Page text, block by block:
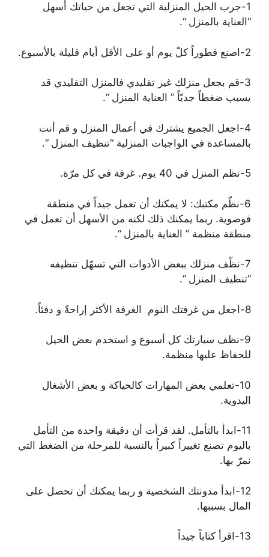
1-جرب الحيل المنزلية التي تجعل من حياتك أسهل
“العناية بالمنزل “.
2-اصنع فطوراً كلّ يوم أو على الأقل أيام قليلة بالأسبوع.
3-قم بجعل منزلك غير تقليدي فالمنزل التقليدي قد
يسبب ضغطاً جديّاً ” العناية المنزل “.
4-اجعل الجميع يشترك في أعمال المنزل و قم أنت
بالمساعدة في الواجبات المنزلية “تنظيف المنزل “.
5-نظم المنزل في 40 يوم. غرفة في كل مرّة.
6-نظّم مكتبك: لا يمكنك أن تعمل جيداً في منطقة
فوضوية. ربما يمكنك ذلك لكنه من الأسهل أن تعمل في
منطقة منظمة ” العناية بالمنزل “.
7-نظّف منزلك ببعض الأدوات التي تسهّل تنظيفه
“تنظيف المنزل “.
8-اجعل من غرفتك النوم الغرفة الأكثر إراحةً و دفئاً.
9-نظف سيارتك كل أسبوع و استخدم بعض الحيل
للحفاظ عليها منظمة.
10-تعلمي بعض المهارات كالحياكة و بعض الأشغال
اليدوية.
11-ابدأ بالتأمل. لقد قرأت أن دقيقة واحدة من التأمل
باليوم تصنع تغييراً كبيراً بالنسبة للمرحلة من الضغط التي
نمرّ بها.
12-ابدأ مدونتك الشخصية و ربما يمكنك أن تحصل على
المال بسببها.
13-اقرأ كتاباً جيداً